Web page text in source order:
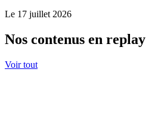
Le 17 juillet 2026
Nos contenus en replay
Voir tout